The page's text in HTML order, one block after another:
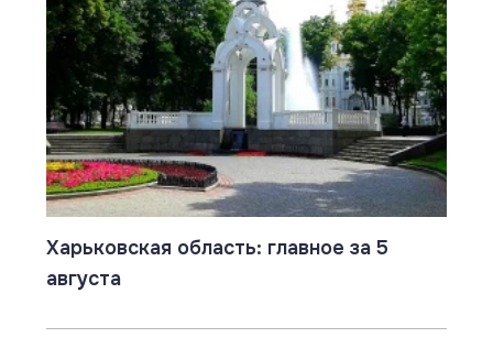
Харьковская область: главное за 5
августа